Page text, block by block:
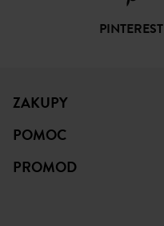
PINTEREST
ZAKUPY
POMOC
PROMOD